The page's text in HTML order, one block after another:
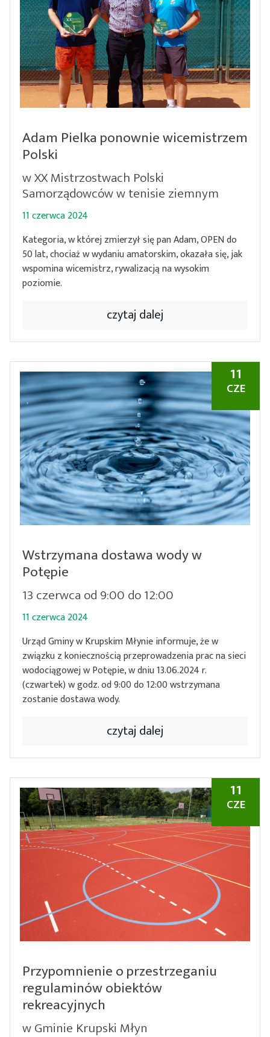
Adam Pielka ponownie wicemistrzem
Polski
w XX Mistrzostwach Polski
Samorządowców w tenisie ziemnym
11 czerwca 2024
Kategoria, w której zmierzył się pan Adam, OPEN do
50 lat, chociaż w wydaniu amatorskim, okazała się, jak
wspomina wicemistrz, rywalizacją na wysokim
poziomie.
czytaj dalej
11
CZE
Wstrzymana dostawa wody w
Potępie
13 czerwca od 9:00 do 12:00
11 czerwca 2024
Urząd Gminy w Krupskim Młynie informuje, że w
związku z koniecznością przeprowadzenia prac na sieci
wodociągowej w Potępie, w dniu 13.06.2024 r.
(czwartek) w godz. od 9:00 do 12:00 wstrzymana
zostanie dostawa wody.
czytaj dalej
11
CZE
Przypomnienie o przestrzeganiu
regulaminów obiektów
rekreacyjnych
w Gminie Krupski Młyn